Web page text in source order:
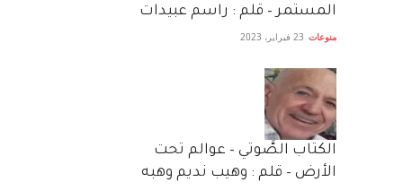
المستمر – قلم : راسم عبيدات
منوعات 23 فبراير، 2023
الكتاب الصَّوتي – عوالم تحت
الأرض – قلم : وهيب نديم وهبه